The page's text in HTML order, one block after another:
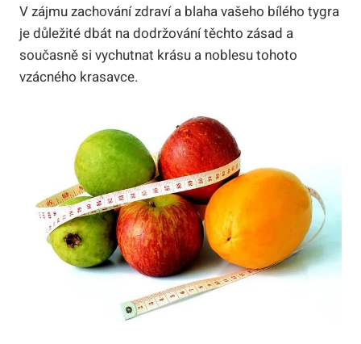
V zájmu zachování zdraví a blaha ⁢vašeho bílého tygra
⁢je ‌důležité dbát na dodržování těchto zásad‌ a
současně si vychutnat krásu a noblesu tohoto
vzácného krasavce.